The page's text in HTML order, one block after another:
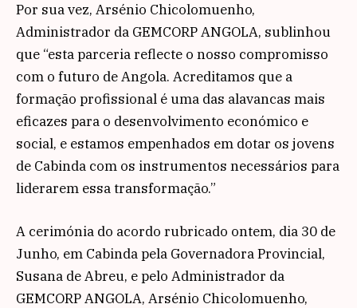
Por sua vez, Arsénio Chicolomuenho,
Administrador da GEMCORP ANGOLA, sublinhou
que “esta parceria reflecte o nosso compromisso
com o futuro de Angola. Acreditamos que a
formação profissional é uma das alavancas mais
eficazes para o desenvolvimento económico e
social, e estamos empenhados em dotar os jovens
de Cabinda com os instrumentos necessários para
liderarem essa transformação.”
A cerimónia do acordo rubricado ontem, dia 30 de
Junho, em Cabinda pela Governadora Provincial,
Susana de Abreu, e pelo Administrador da
GEMCORP ANGOLA, Arsénio Chicolomuenho,